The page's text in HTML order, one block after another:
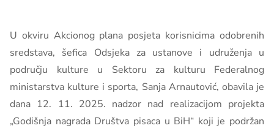
U okviru Akcionog plana posjeta korisnicima odobrenih
sredstava, šefica Odsjeka za ustanove i udruženja u
području kulture u Sektoru za kulturu Federalnog
ministarstva kulture i sporta, Sanja Arnautović, obavila je
dana 12. 11. 2025. nadzor nad realizacijom projekta
„Godišnja nagrada Društva pisaca u BiH“ koji je podržan